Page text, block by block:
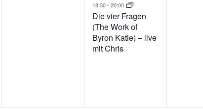
18:30- 20:00
Die vier Fragen
(The Work of
Byron Katie) – live
mit Chris